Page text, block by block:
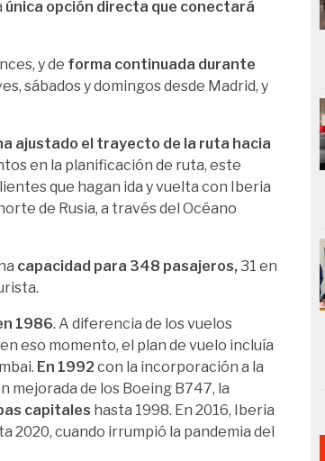
única opción directa que conectará
y de forma continuada durante
sábados y domingos desde Madrid, y
ajustado el trayecto de la ruta hacia
en la planificación de ruta, este
que hagan ida y vuelta con Iberia
de Rusia, a través del Océano
capacidad para 348 pasajeros, 31 en
1986. A diferencia de los vuelos
eso momento, el plan de vuelo incluía
En 1992 con la incorporación a la
mejorada de los Boeing B747, la
capitales hasta 1998. En 2016, Iberia
2020, cuando irrumpió la pandemia del